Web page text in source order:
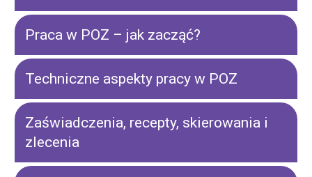
Praca w POZ – jak zacząć?
Techniczne aspekty pracy w POZ
Zaświadczenia, recepty, skierowania i
zlecenia